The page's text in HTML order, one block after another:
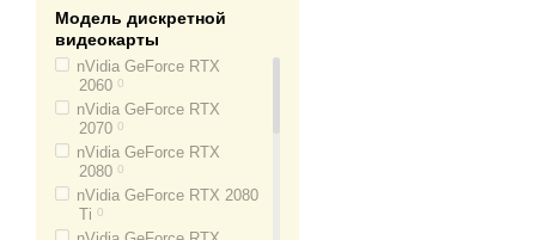
256 SSD + 500 HDD
256 SSD + 1000 HDD
480 SSD + 2000 HDD
480 SSD + 3000 HDD
500 SSD + 1000 HDD
512 SSD + 500 HDD
512 SSD + 1000 HDD
512 SSD + 2000 HDD 0
Модель дискретной
видеокарты
nVidia GeForce RTX
2060 0
nVidia GeForce RTX
2070 0
nVidia GeForce RTX
2080 0
nVidia GeForce RTX 2080
Ti 0